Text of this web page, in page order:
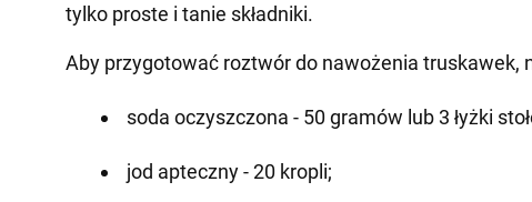
tylko proste i tanie składniki.
Aby przygotować roztwór do nawożenia truskawek,
soda oczyszczona - 50 gramów lub 3 łyżki
jod apteczny - 20 kropli;